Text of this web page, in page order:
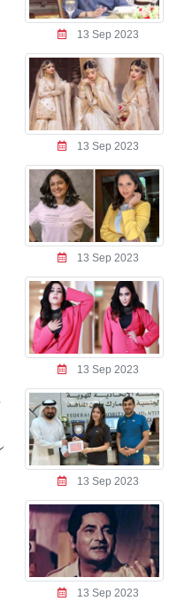
13 Sep 2023
13 Sep 2023
13 Sep 2023
13 Sep 2023
13 Sep 2023
13 Sep 2023